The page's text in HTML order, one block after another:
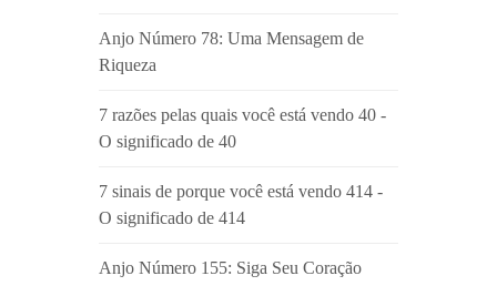
Anjo Número 78: Uma Mensagem de
Riqueza
7 razões pelas quais você está vendo 40 -
O significado de 40
7 sinais de porque você está vendo 414 -
O significado de 414
Anjo Número 155: Siga Seu Coração